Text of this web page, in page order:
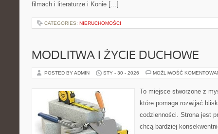
filmach i literaturze i Konie […]
CATEGORIES: NIERUCHOMOŚCI
MODLITWA I ŻYCIE DUCHOWE
POSTED BY ADMIN STY - 30 - 2026 MOŻLIWOŚĆ
To miejsce stworzone z
które pomaga rozwijać
codzienności. Strona jest
chcą bardziej